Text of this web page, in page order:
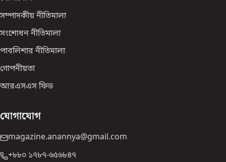
সম্পাদকীয় নীতিমালা
সংশোধন নীতিমালা
পাবলিশার নীতিমালা
গোপনীয়তা
আরএসএস ফিড
যোগাযোগ
magazine.anannya@gmail.com
+৮৮০ ১৭৮৭-৬৫৬৮৪৭